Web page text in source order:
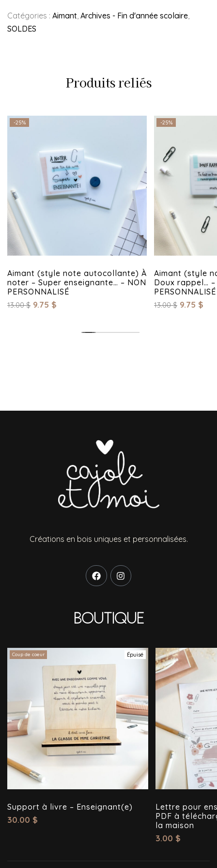
Catégories : Aimant Archives - Fin d'année scolaire
SOLDES
Produits reliés
-25%
Aimant (style note autocollante) À
noter – Super enseignante… – NON
PERSONNALISÉ
13.00$ 9.75 $
-25%
Aimant (style
Doux rappel… –
PERSONNALISÉ
13.00$ 9.75 $
Créations en bois uniques et personnalisées.
Boutique
Coup de coeur Épuisé
Support à livre – Enseignant(e)
30.00 $
Lettre pour
PDF à
la maison
3.00 $